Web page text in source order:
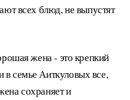
всех блюд, не выпустят
жена - это крепкий
семье Аиткуловых все,
сохраняет и